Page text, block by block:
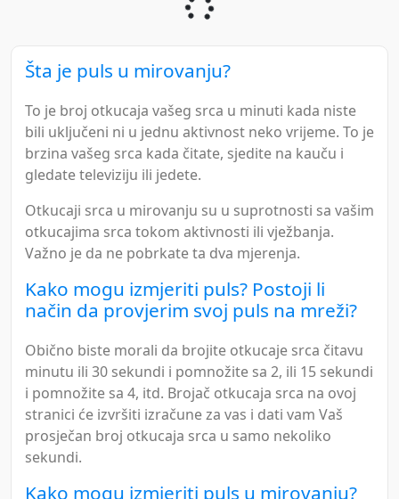
Šta je puls u mirovanju?
To je broj otkucaja vašeg srca u minuti kada niste
bili uključeni ni u jednu aktivnost neko vrijeme. To je
brzina vašeg srca kada čitate, sjedite na kauču i
gledate televiziju ili jedete.
Otkucaji srca u mirovanju su u suprotnosti sa vašim
otkucajima srca tokom aktivnosti ili vježbanja.
Važno je da ne pobrkate ta dva mjerenja.
Kako mogu izmjeriti puls? Postoji li
način da provjerim svoj puls na mreži?
Obično biste morali da brojite otkucaje srca čitavu
minutu ili 30 sekundi i pomnožite sa 2, ili 15 sekundi
i pomnožite sa 4, itd. Brojač otkucaja srca na ovoj
stranici će izvršiti izračune za vas i dati vam Vaš
prosječan broj otkucaja srca u samo nekoliko
sekundi.
Kako mogu izmjeriti puls u mirovanju?